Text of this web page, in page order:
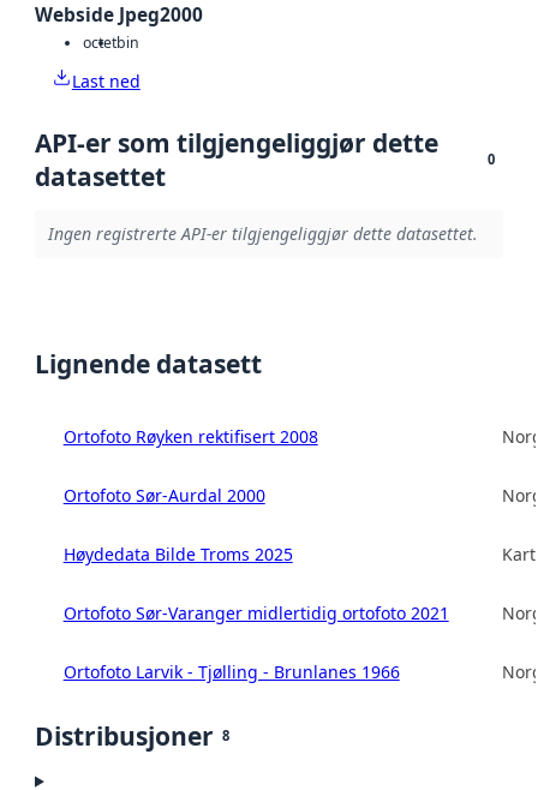
Webside Jpeg2000
octetbin
Last ned
API-er som tilgjengeliggjør dette
datasettet
0
Ingen registrerte API-er tilgjengeliggjør dette datasettet.
Lignende datasett
Ortofoto Røyken rektifisert 2008
Ortofoto Sør-Aurdal 2000
Høydedata Bilde Troms 2025
Ortofoto Sør-Varanger midlertidig ortofoto 2021
Ortofoto Larvik - Tjølling - Brunlanes 1966
Distribusjoner 8